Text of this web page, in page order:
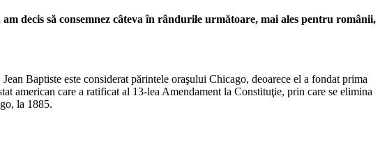
decis să consemnez câteva în rândurile următoare, mai ales pentru românii,
Baptiste este considerat părintele oraşului Chicago, deoarece el a fondat prima
american care a ratificat al 13-lea Amendament la Constituţie, prin care se elimina
la 1885.